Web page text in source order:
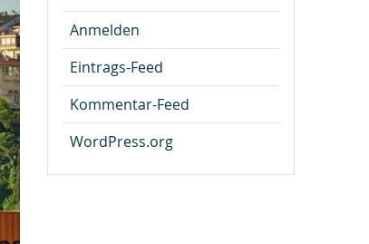
Anmelden
Eintrags-Feed
Kommentar-Feed
WordPress.org